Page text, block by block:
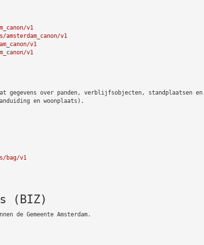
v1
v1
v1
v1
gegevens over panden, verblijfsobjecten, standplaatsen
en woonplaats).
bag/v1
(BIZ)
de Gemeente Amsterdam.